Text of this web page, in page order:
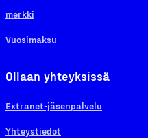
merkki
Vuosimaksu
Ollaan yhteyksissä
Extranet-jäsenpalvelu
Yhteystiedot